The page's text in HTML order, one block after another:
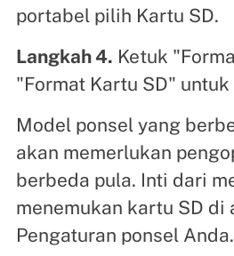
portabel pilih Kartu SD.
Langkah 4. Ketuk
"Format Kartu SD"
Model ponsel yang
akan memerlukan
berbeda pula. Inti dari
menemukan kartu SD di
Pengaturan ponsel Anda.